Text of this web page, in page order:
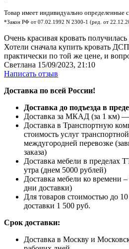
Товар имеет индивидуально определенные
*Закон РФ от 07.02.1992 N 2300-1 (ред. от
Очень красивая кровать
Хотели сначала купить кровать
практически по той же цене, и
Светлана 15/09/2023, 21:10
Написать отзыв
Доставка по всей России!
Доставка до подъезда в
Доставка за МКАД (за 1 км)
Доставка в Транспортную
стоимость услуг
междугородней перевозке
заказа)
Доставка мебели в пределах
утра (днем 5000 рублей)
Доставка мебели ко времени
дни доставки)
Для товаров стоимостью до
доставки 1 500 руб.
Срок доставки:
Доставка в Москву и